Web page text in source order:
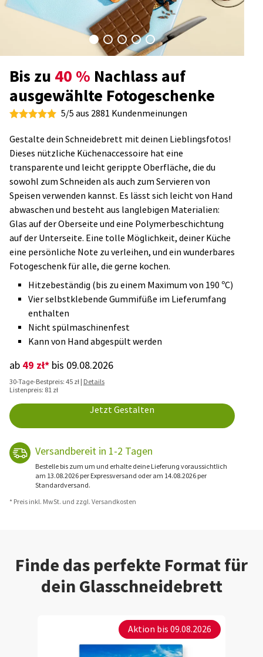
Bis zu 40 % Nachlass auf
ausgewählte Fotogeschenke
5/5 aus 2881 Kundenmeinungen
Gestalte dein Schneidebrett mit deinen Lieblingsfotos!
Dieses nützliche Küchenaccessoire hat eine
transparente und leicht gerippte Oberfläche, die du
sowohl zum Schneiden als auch zum Servieren von
Speisen verwenden kannst. Es lässt sich leicht von Hand
abwaschen und besteht aus langlebigen Materialien:
Glas auf der Oberseite und eine Polymerbeschichtung
auf der Unterseite. Eine tolle Möglichkeit, deiner Küche
eine persönliche Note zu verleihen, und ein wunderbares
Fotogeschenk für alle, die gerne kochen.
Hitzebeständig (bis zu einem Maximum von 190 ºC)
Vier selbstklebende Gummifüße im Lieferumfang
enthalten
Nicht spülmaschinenfest
Kann von Hand abgespült werden
ab 49 zł* bis 09.08.2026
30-Tage-Bestpreis: 45 zł | Details
Listenpreis: 81 zł
Jetzt Gestalten
Versandbereit in 1-2 Tagen
Bestelle bis zum um und erhalte deine Lieferung voraussichtlich
am 13.08.2026 per Expressversand oder am 14.08.2026 per
Standardversand.
* Preis inkl. MwSt. und zzgl. Versandkosten
Finde das perfekte Format für
dein Glasschneidebrett
Aktion bis 09.08.2026